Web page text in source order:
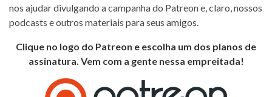
nos ajudar divulgando a campanha do Patreon e, claro, nossos
podcasts e outros materiais para seus amigos.
Clique no logo do Patreon e escolha um dos planos de
assinatura. Vem com a gente nessa empreitada!